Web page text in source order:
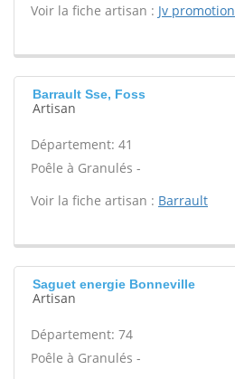
Voir la fiche artisan : Jv promotion
Barrault Sse, Foss
Artisan
Département: 41
Poêle à Granulés -
Voir la fiche artisan : Barrault
Saguet energie Bonneville
Artisan
Département: 74
Poêle à Granulés -